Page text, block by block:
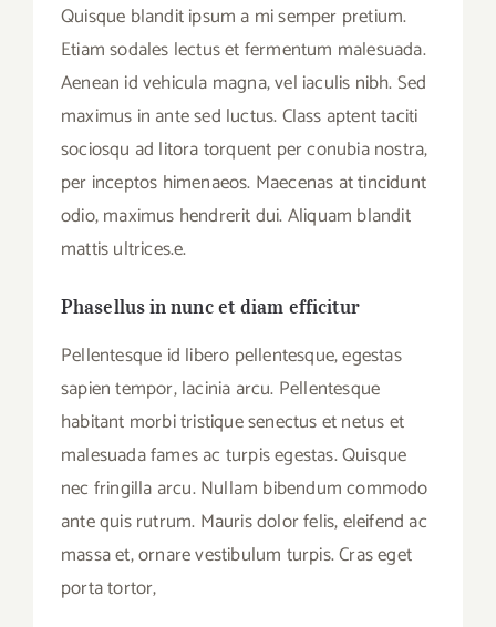
Quisque blandit ipsum a mi semper pretium.
Etiam sodales lectus et fermentum malesuada.
Aenean id vehicula magna, vel iaculis nibh. Sed
maximus in ante sed luctus. Class aptent taciti
sociosqu ad litora torquent per conubia nostra,
per inceptos himenaeos. Maecenas at tincidunt
odio, maximus hendrerit dui. Aliquam blandit
mattis ultrices.e.
Phasellus in nunc et diam efficitur
Pellentesque id libero pellentesque, egestas
sapien tempor, lacinia arcu. Pellentesque
habitant morbi tristique senectus et netus et
malesuada fames ac turpis egestas. Quisque
nec fringilla arcu. Nullam bibendum commodo
ante quis rutrum. Mauris dolor felis, eleifend ac
massa et, ornare vestibulum turpis. Cras eget
porta tortor,